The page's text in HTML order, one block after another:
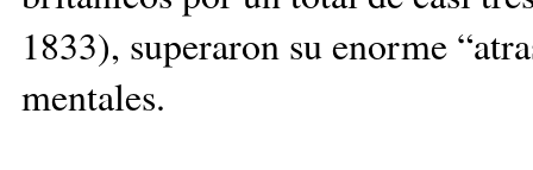
1833), superaron su enorme
mentales.